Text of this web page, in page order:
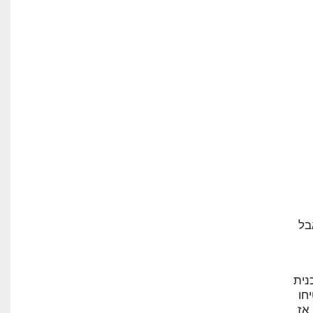
בתוך 5 דקות. אז